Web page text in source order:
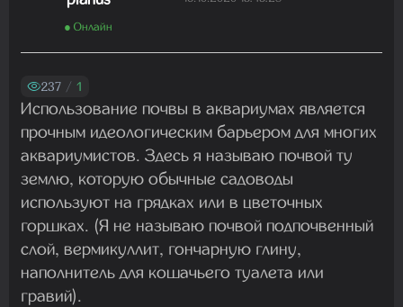
29.07.2026 13:23:35
Madam
22.07.2026 19:16:45
Madam
● Онлайн
237 / 1
Использование почвы в аквариумах является
прочным идеологическим барьером для многих
аквариумистов. Здесь я называю почвой ту
землю, которую обычные садоводы
используют на грядках или в цветочных
горшках. (Я не называю почвой подпочвенный
слой, вермикуллит, гончарную глину,
наполнитель для кошачьего туалета или
гравий).